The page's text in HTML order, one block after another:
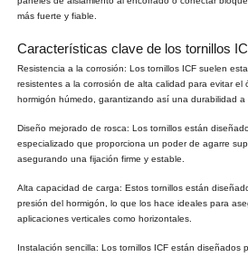
más fuerte y fiable.
Características clave de los tornillos
Resistencia a la corrosión: Los tornillos ICF suelen
resistentes a la corrosión de alta calidad para evitar el
hormigón húmedo, garantizando así una durabilidad a
Diseño mejorado de rosca: Los tornillos están
especializado que proporciona un poder de agarre
asegurando una fijación firme y estable.
Alta capacidad de carga: Estos tornillos están
presión del hormigón, lo que los hace ideales para
aplicaciones verticales como horizontales.
Instalación sencilla: Los tornillos ICF están diseñados